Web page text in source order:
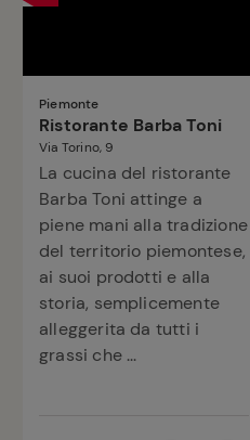
Piemonte
Ristorante Barba Toni
Via Torino, 9
La cucina del ristorante
Barba Toni attinge a
piene mani alla tradizione
del territorio piemontese,
ai suoi prodotti e alla
storia, semplicemente
alleggerita da tutti i
grassi che ...